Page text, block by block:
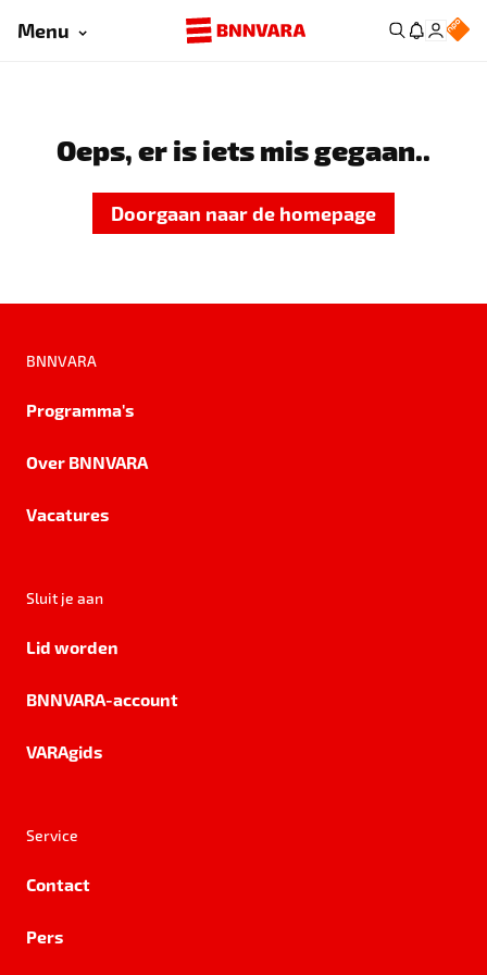
Menu
Oeps, er is iets mis gegaan..
Doorgaan naar de homepage
BNNVARA
Programma's
Over BNNVARA
Vacatures
Sluit je aan
Lid worden
BNNVARA-account
VARAgids
Service
Contact
Pers